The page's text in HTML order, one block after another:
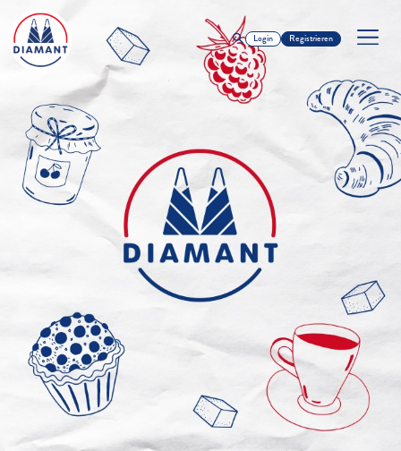
Login Registrieren